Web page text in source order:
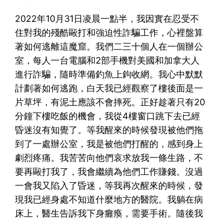
2022年10月31日凌晨一點半，我因實在忍受不
住對我的殘酷毆打和強迫性詐騙工作，心裡盤算
著如何逃離這魔窟。我們二三十個人在一個辦公
室，每人一台電腦和2部手機對美國和加拿大人
進行詐騙，隨時準備釣魚上鉤收網。我心中默默
計劃著如何逃跑，白天我已經觀察了樓後面是一
片草坪，有泥土應該不會摔死。正好趁著只有20
分鐘下樓吃飯的機會，我從4樓窗口跳下去已經
昏迷沒有知覺了。等我醒來的時候發現被他們拖
到了一處辦公室，我是被他們打醒的，感到身上
劇烈疼痛。我苦苦向他們哀求放我一條生路，不
要再毆打我了，我會繼續為他們工作賺錢。沒過
一會我又陷入了昏迷，等我再次醒來的時候，發
現我已經身處不知道什麼地方的醫院。我躺在病
床上，醫生告訴我下身癱瘓，需要手術。隨後我